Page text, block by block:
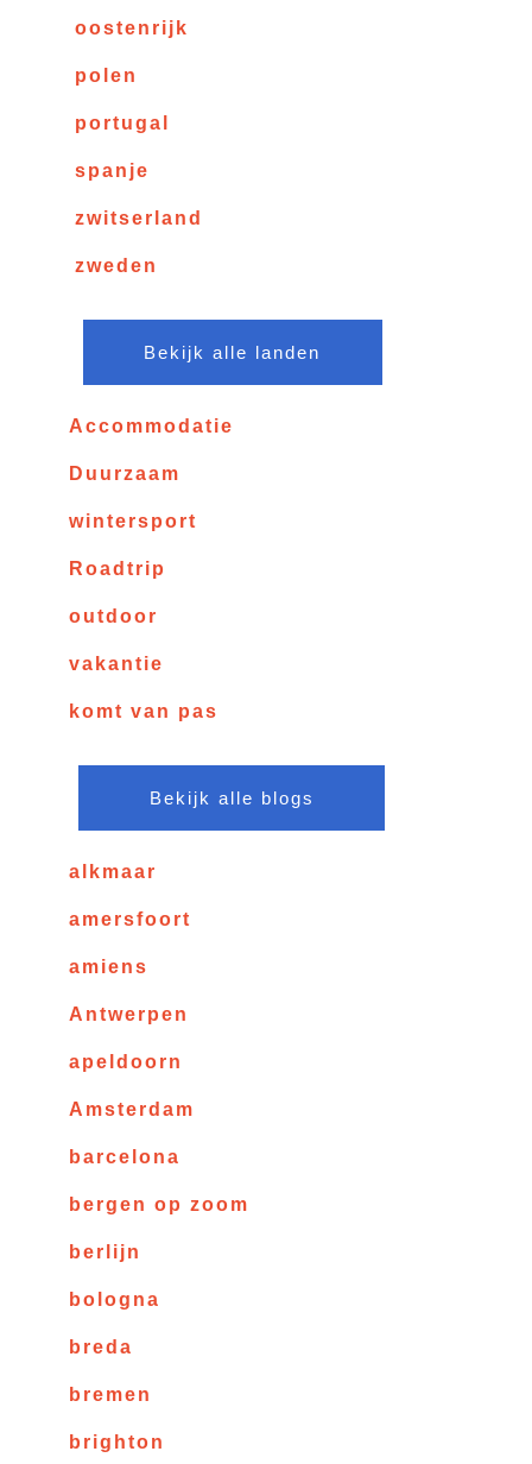
oostenrijk
polen
portugal
spanje
zwitserland
zweden
Bekijk alle landen
Accommodatie
Duurzaam
wintersport
Roadtrip
outdoor
vakantie
komt van pas
Bekijk alle blogs
alkmaar
amersfoort
amiens
Antwerpen
apeldoorn
Amsterdam
barcelona
bergen op zoom
berlijn
bologna
breda
bremen
brighton